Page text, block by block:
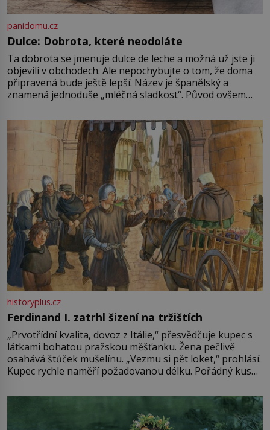
panidomu.cz
Dulce: Dobrota, které neodoláte
Ta dobrota se jmenuje dulce de leche a možná už jste ji
objevili v obchodech. Ale nepochybujte o tom, že doma
připravená bude ještě lepší. Název je španělský a
znamená jednoduše „mléčná sladkost“. Původ ovšem
pře hned několik latinskoamerických zemí a k tomu
Francie, kde se traduje,
historyplus.cz
Ferdinand I. zatrhl šizení na tržištích
„Prvotřídní kvalita, dovoz z Itálie,“ přesvědčuje kupec s
látkami bohatou pražskou měšťanku. Žena pečlivě
osahává štůček mušelínu. „Vezmu si pět loket,“ prohlásí.
Kupec rychle naměří požadovanou délku. Pořádný kus
milostpaní. Stačí jenom na sukni,“ zhodnotí švadlena
množství růžového mušelínu. „Ošidili vás, podívejte.“